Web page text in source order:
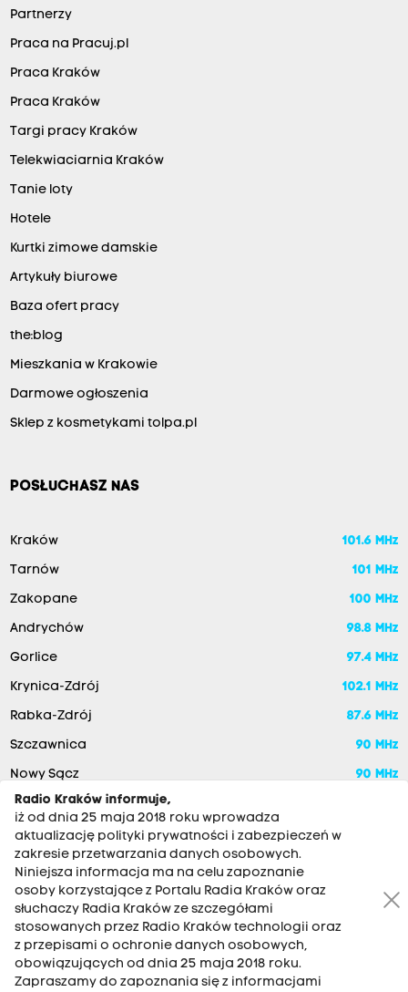
Partnerzy
Praca na Pracuj.pl
Praca Kraków
Praca Kraków
Targi pracy Kraków
Telekwiaciarnia Kraków
Tanie loty
Hotele
Kurtki zimowe damskie
Artykuły biurowe
Baza ofert pracy
the:blog
Mieszkania w Krakowie
Darmowe ogłoszenia
Sklep z kosmetykami tolpa.pl
POSŁUCHASZ NAS
Kraków 101.6 MHz
Tarnów 101 MHz
Zakopane 100 MHz
Andrychów 98.8 MHz
Gorlice 97.4 MHz
Krynica-Zdrój 102.1 MHz
Rabka-Zdrój 87.6 MHz
Szczawnica 90 MHz
Nowy Sącz 90 MHz
RADIO KRAKÓW SA. Aleja Juliusza Słowackiego 22, 30-007
Kraków
Antena: 12 200 33 33
Radio Kraków informuje,
iż od dnia 25 maja 2018 roku wprowadza
aktualizację polityki prywatności i zabezpieczeń w
zakresie przetwarzania danych osobowych.
Niniejsza informacja ma na celu zapoznanie
osoby korzystające z Portalu Radia Kraków oraz
słuchaczy Radia Kraków ze szczegółami
stosowanych przez Radio Kraków technologii oraz
z przepisami o ochronie danych osobowych,
obowiązujących od dnia 25 maja 2018 roku.
Zapraszamy do zapoznania się z informacjami